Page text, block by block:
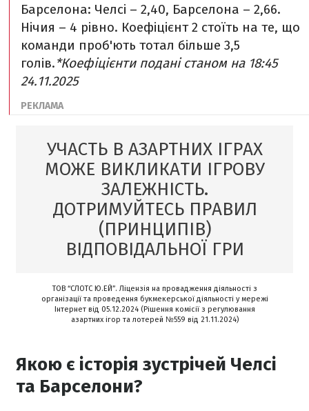
Барселона: Челсі – 2,40, Барселона – 2,66.
Нічия – 4 рівно. Коефіцієнт 2 стоїть на те, що
команди проб'ють тотал більше 3,5
голів.*Коефіцієнти подані станом на 18:45
24.11.2025
УЧАСТЬ В АЗАРТНИХ ІГРАХ
МОЖЕ ВИКЛИКАТИ ІГРОВУ
ЗАЛЕЖНІСТЬ.
ДОТРИМУЙТЕСЬ ПРАВИЛ
(ПРИНЦИПІВ)
ВІДПОВІДАЛЬНОЇ ГРИ
ТОВ “СЛОТС Ю.ЕЙ”. Ліцензія на провадження діяльності з
організації та проведення букмекерської діяльності у мережі
Інтернет від 05.12.2024 (Рішення комісії з регулювання
азартних ігор та лотерей №559 від 21.11.2024)
Якою є історія зустрічей Челсі
та Барселони?